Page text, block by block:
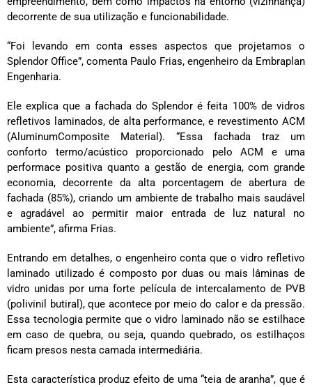
decorrente de sua utilização e funcionabilidade.
“Foi levando em conta esses aspectos que projetamos o
Splendor Office”, comenta Paulo Frias, engenheiro da Embraplan
Engenharia.
Ele explica que a fachada do Splendor é feita 100% de vidros
refletivos laminados, de alta performance, e revestimento ACM
(AluminumComposite Material). “Essa fachada traz um
conforto termo/acústico proporcionado pelo ACM e uma
performace positiva quanto a gestão de energia, com grande
economia, decorrente da alta porcentagem de abertura de
fachada (85%), criando um ambiente de trabalho mais saudável
e agradável ao permitir maior entrada de luz natural no
ambiente”, afirma Frias.
Entrando em detalhes, o engenheiro conta que o vidro refletivo
laminado utilizado é composto por duas ou mais lâminas de
vidro unidas por uma forte película de intercalamento de PVB
(polivinil butiral), que acontece por meio do calor e da pressão.
Essa tecnologia permite que o vidro laminado não se estilhace
em caso de quebra, ou seja, quando quebrado, os estilhaços
ficam presos nesta camada intermediária.
Esta característica produz efeito de uma “teia de aranha”, que é